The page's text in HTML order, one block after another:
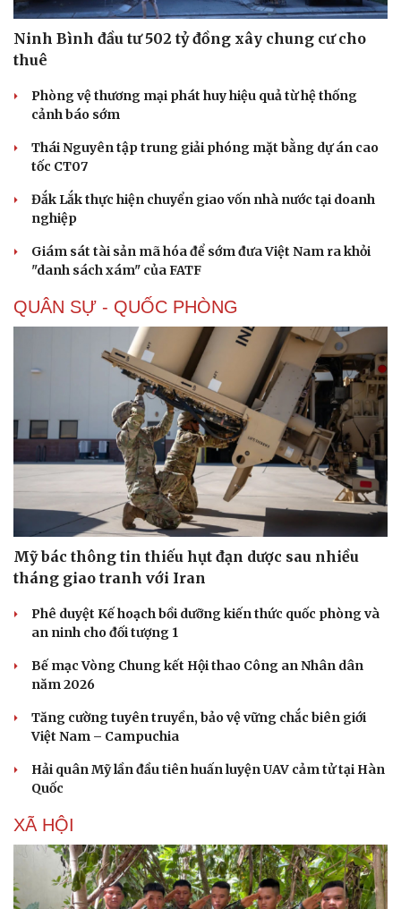
Sức khỏe
Dinh dưỡng - món ngon
Sản phụ khoa
Nhi khoa
Làm đẹp - giảm cân
Phòng mạch online
Đời sống
Tình yêu - Gia đình
Ninh Bình đầu tư 502 tỷ đồng xây chung cư cho
thuê
Phòng vệ thương mại phát huy hiệu quả từ hệ thống
cảnh báo sớm
Thái Nguyên tập trung giải phóng mặt bằng dự án cao
tốc CT07
Đắk Lắk thực hiện chuyển giao vốn nhà nước tại doanh
nghiệp
Giám sát tài sản mã hóa để sớm đưa Việt Nam ra khỏi
"danh sách xám" của FATF
QUÂN SỰ - QUỐC PHÒNG
Mỹ bác thông tin thiếu hụt đạn dược sau nhiều
tháng giao tranh với Iran
Phê duyệt Kế hoạch bồi dưỡng kiến thức quốc phòng và
an ninh cho đối tượng 1
Bế mạc Vòng Chung kết Hội thao Công an Nhân dân
năm 2026
Tăng cường tuyên truyền, bảo vệ vững chắc biên giới
Việt Nam – Campuchia
Hải quân Mỹ lần đầu tiên huấn luyện UAV cảm tử tại Hàn
Quốc
XÃ HỘI